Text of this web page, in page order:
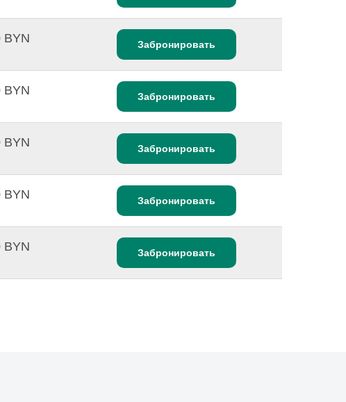
BYN Забронировать
BYN Забронировать
BYN Забронировать
BYN Забронировать
BYN Забронировать